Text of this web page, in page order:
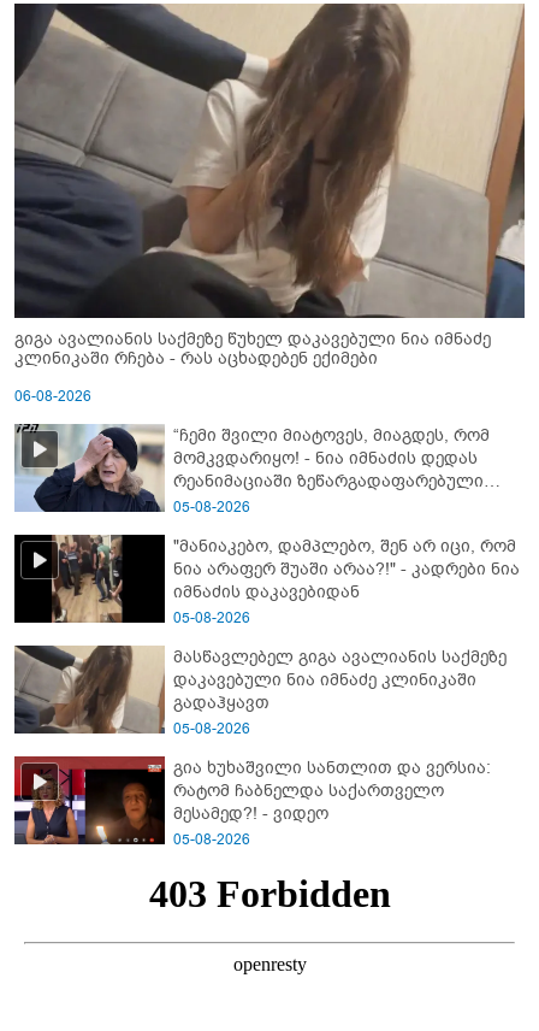
გიგა ავალიანის საქმეზე წუხელ დაკავებული ნია იმნაძე
კლინიკაში რჩება - რას აცხადებენ ექიმები
06-08-2026
“ჩემი შვილი მიატოვეს, მიაგდეს, რომ
მომკვდარიყო! - ნია იმნაძის დედას
რეანიმაციაში ზეწარგადაფარებული
შვილი არ უნახავს” - გიგა ავალიანის
05-08-2026
"მანიაკებო, დამპლებო, შენ არ იცი, რომ
ნია არაფერ შუაში არაა?!" - კადრები ნია
იმნაძის დაკავებიდან
05-08-2026
მასწავლებელ გიგა ავალიანის საქმეზე
დაკავებული ნია იმნაძე კლინიკაში
გადაჰყავთ
05-08-2026
გია ხუხაშვილი სანთლით და ვერსია:
რატომ ჩაბნელდა საქართველო
მესამედ?! - ვიდეო
05-08-2026